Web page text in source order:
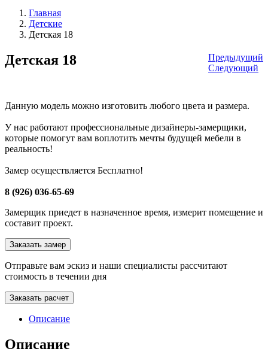
Главная
Детские
Детская 18
Предыдущий
Следующий
Детская 18
Данную модель можно изготовить любого цвета и размера.
У нас работают профессиональные дизайнеры-замерщики,
которые помогут вам воплотить мечты будущей мебели в
реальность!
Замер осуществляется Бесплатно!
8 (926) 036-65-69
Замерщик приедет в назначенное время, измерит помещение и
составит проект.
Заказать замер
Отправьте вам эскиз и наши специалисты рассчитают
стоимость в течении дня
Заказать расчет
Описание
Описание